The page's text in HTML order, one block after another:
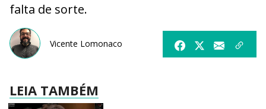
falta de sorte.
Vicente Lomonaco
LEIA TAMBÉM